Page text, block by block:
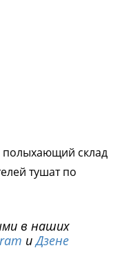
полыхающий склад
тушат по
в наших
иДзене